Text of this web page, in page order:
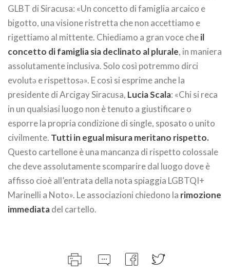
GLBT di Siracusa: «Un concetto di famiglia arcaico e
bigotto, una visione ristretta che non accettiamo e
rigettiamo al mittente. Chiediamo a gran voce cheil
concetto di famiglia sia declinato al plurale, in maniera
assolutamente inclusiva. Solo così potremmo dirci
evolutə e rispettosə». E così si esprime anche la
presidente di Arcigay Siracusa, Lucia Scala: «Chi si reca
in un qualsiasi luogo non è tenuto a giustificare o
esporre la propria condizione di single, sposato o unito
civilmente. Tutti in egual misura meritano rispetto.
Questo cartellone è una mancanza di rispetto colossale
che deve assolutamente scomparire dal luogo dove è
affisso cioè all’entrata della nota spiaggia LGBTQI+
Marinelli a Noto». Le associazioni chiedono la rimozione
immediatadel cartello.